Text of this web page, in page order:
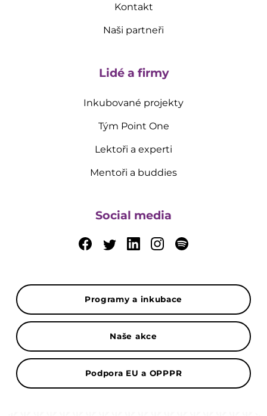
Kontakt
Naši partneři
Lidé a firmy
Inkubované projekty
Tým Point One
Lektoři a experti
Mentoři a buddies
Social media
Programy a inkubace
Naše akce
Podpora EU a OPPPR